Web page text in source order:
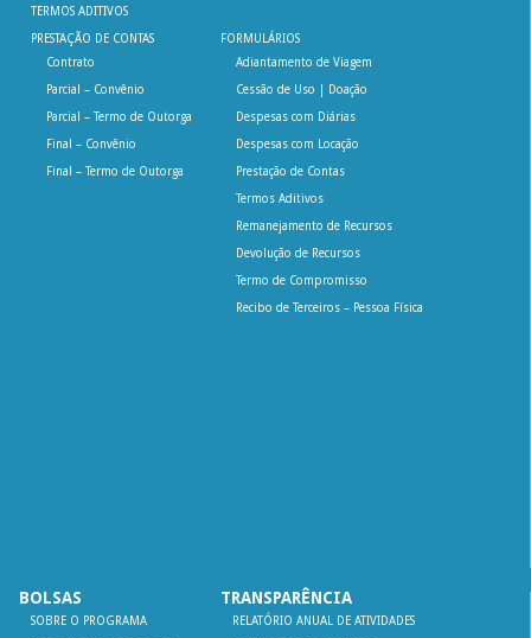
TERMOS ADITIVOS
PRESTAÇÃO DE CONTAS
Contrato
Parcial – Convênio
Parcial – Termo de Outorga
Final – Convênio
Final – Termo de Outorga
FORMULÁRIOS
Adiantamento de Viagem
Cessão de Uso | Doação
Despesas com Diárias
Despesas com Locação
Prestação de Contas
Termos Aditivos
Remanejamento de Recursos
Devolução de Recursos
Termo de Compromisso
Recibo de Terceiros – Pessoa Física
BOLSAS
SOBRE O PROGRAMA
TRANSPARÊNCIA
RELATÓRIO ANUAL DE ATIVIDADES